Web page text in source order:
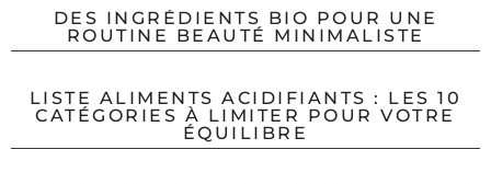
DES INGRÉDIENTS BIO POUR UNE
ROUTINE BEAUTÉ MINIMALISTE
LISTE ALIMENTS ACIDIFIANTS : LES 10
CATÉGORIES À LIMITER POUR VOTRE
ÉQUILIBRE